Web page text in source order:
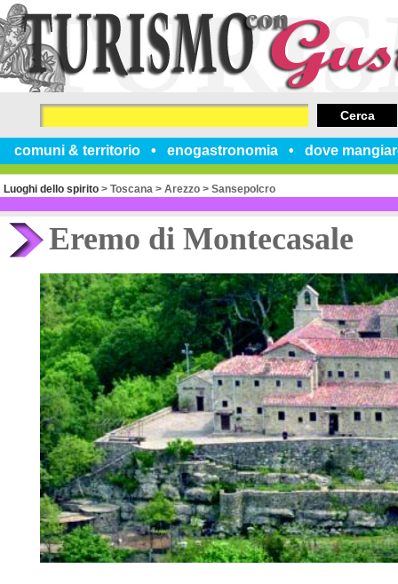
comuni & territorio enogastronomia dove
Cerca
Luoghi dello spirito > Toscana > Arezzo > Sansepolcro
Eremo di Montecasale